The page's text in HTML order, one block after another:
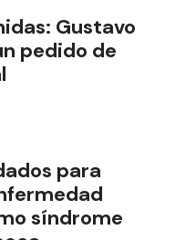
Gustavo
pedido de
para
síndrome